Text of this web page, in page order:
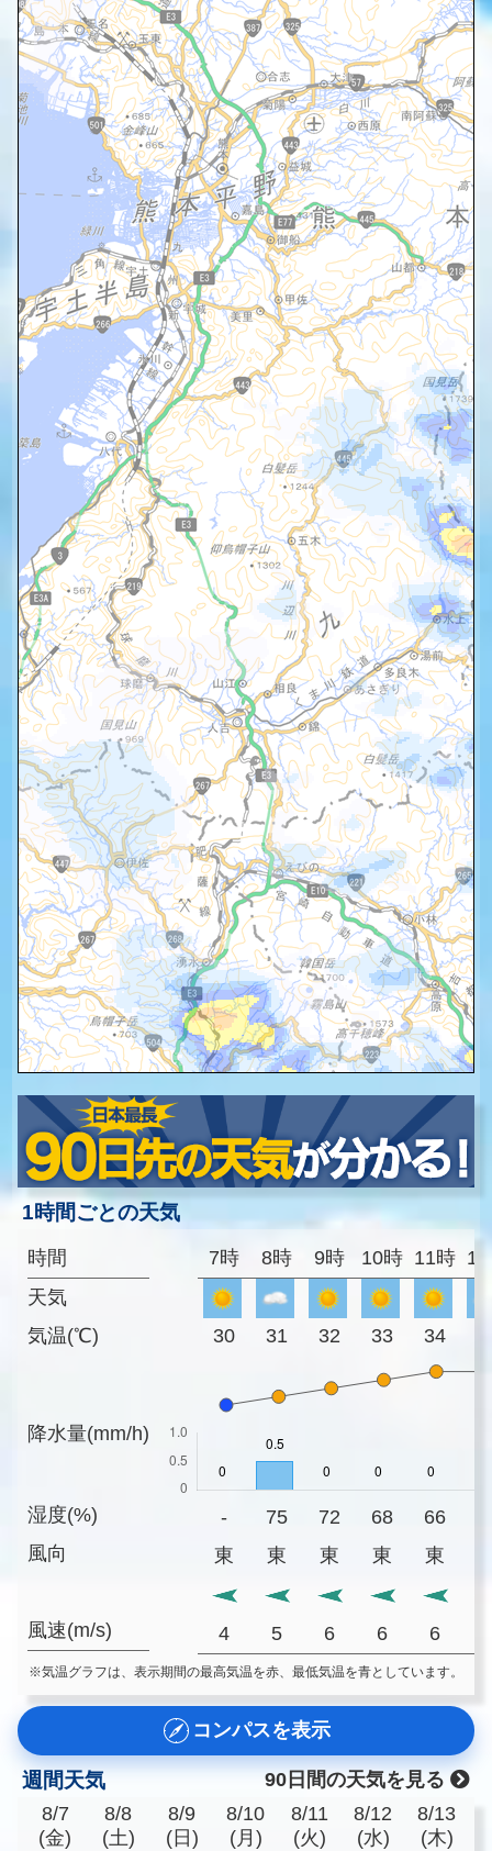
1時間ごとの天気
時間
天気
気温(℃)
降水量(mm/h)
湿度(%)
風向
風速(m/s)
7時 8時 9時 10時 11時
30 31 32 33 34
- 75 72 68 66
東
東 東 東 東
4 5 6 6 6
※気温グラフは、表示期間の最高気温を赤、最低気温を青としています。
コンパスを表示
週間天気
90日間の天気を見る
8/7
(金)
8/8
(土)
8/9
(日)
8/10
(月)
8/11
(火)
8/12
(水)
8/13
(木)